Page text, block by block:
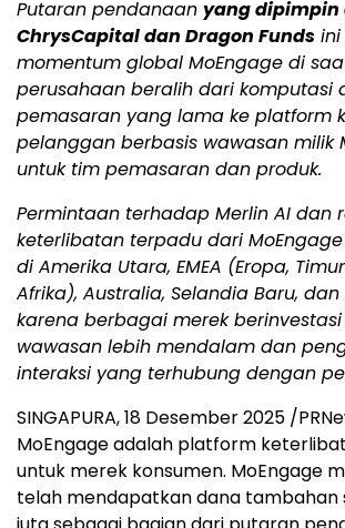
Putaran pendanaan yang dipimpin
ChrysCapital dan Dragon Funds
momentum global MoEngage di
perusahaan beralih dari komputasi
pemasaran yang lama ke platform
pelanggan berbasis wawasan milik
untuk tim pemasaran dan produk.
Permintaan terhadap Merlin AI dan
keterlibatan terpadu dari
di Amerika Utara, EMEA (Eropa,
Afrika), Australia, Selandia Baru, dan
karena berbagai merek
wawasan lebih mendalam dan
interaksi yang terhubung dengan
SINGAPURA,18 Desember 2025 /
MoEngage adalah platform
untuk merek konsumen. MoEngage
telah mendapatkan dana tambahan